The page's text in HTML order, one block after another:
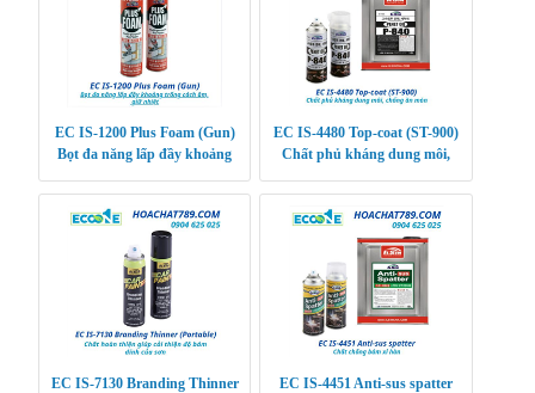
EC IS-1200 Plus Foam (Gun)
Bọt đa năng lấp đầy khoảng
EC IS-4480 Top-coat (ST-900)
Chất phủ kháng dung môi,
EC IS-7130 Branding Thinner
EC IS-4451 Anti-sus spatter